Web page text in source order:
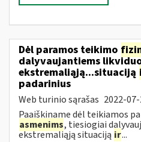
Dėl paramos teikimo
dalyvaujantiems
ekstremaliąją...situaciją
padarinius
Web turinio sąrašas 2022-
Paaiškiname dėl teikiamos
asmenims, tiesiogiai
ekstremaliąją situaciją ir...